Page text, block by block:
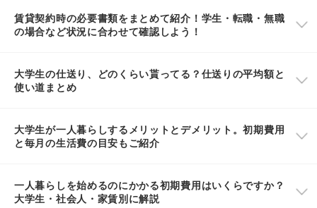
賃貸契約時の必要書類をまとめて紹介！学生・転職・無職
の場合など状況に合わせて確認しよう！
大学生の仕送り、どのくらい貰ってる？仕送りの平均額と
使い道まとめ
大学生が一人暮らしするメリットとデメリット。初期費用
と毎月の生活費の目安もご紹介
一人暮らしを始めるのにかかる初期費用はいくらですか？
大学生・社会人・家賃別に解説